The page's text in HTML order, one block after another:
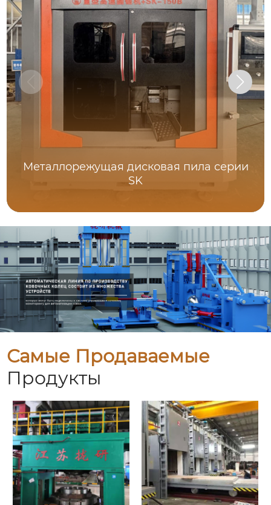
Металлорежущая дисковая пила серии
SK
Самые Продаваемые
Продукты